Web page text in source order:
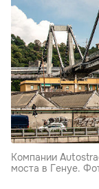
Компании
моста в Генуе.